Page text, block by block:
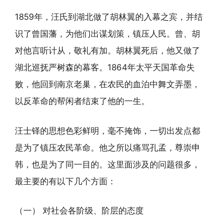
1859年，汪氏到湖北做了胡林翼的入幕之宾，并结
识了曾国藩，为他们出谋划策，镇压人民。曾、胡
对他言听计从，敬礼有加。胡林翼死后，他又做了
湖北巡抚严树森的幕客。1864年太平天国革命失
败，他回到南京老巢，在农民的血泊中舞文弄墨，
以反革命的帮闲者结束了他的一生。
汪士铎的思想色彩鲜明，毫不掩饰，一切出发点都
是为了镇压农民革命。他之所以痛骂孔孟，尊崇申
韩，也是为了同一目的。这里面涉及的问题很多，
最主要的有以下几个方面：
（一） 对社会各阶级、阶层的态度